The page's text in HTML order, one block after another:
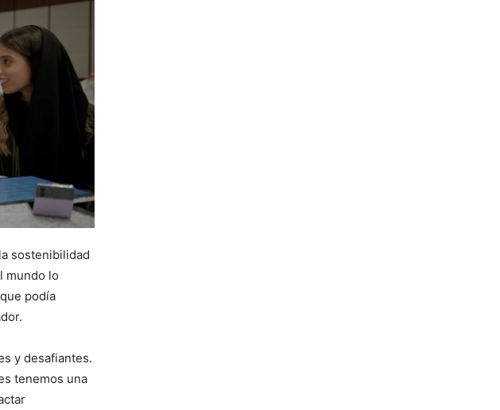
sostenibilidad
mundo lo
podía
y desafiantes.
tenemos una